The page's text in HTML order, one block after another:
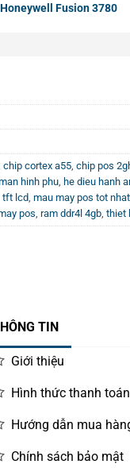
Fusion 3780
chip cortex a55 chip pos
hinh phu he dieu hanh
tft lcd mau may pos tot nhat
pos ram ddr4l 4gb thiet
TIN
Giới thiệu
Hình thức thanh toán
Hướng dẫn mua
Chính sách bảo mật